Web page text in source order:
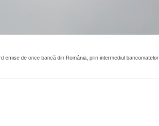
de orice bancă din România, prin intermediul bancomatelor